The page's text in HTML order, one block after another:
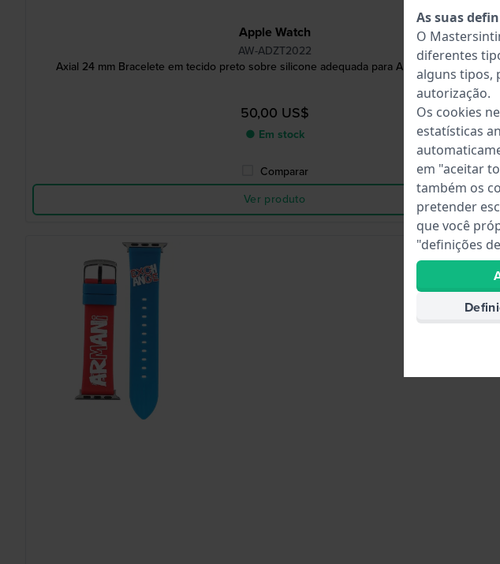
Apple Watch
AW-ADZT2022
Axial 24 mm Bracelete em tecido preto sobre silicone adequada para Apple Watch 42 mm
50,00 US$
● Em stock
Comparar
Ver produto
As suas
O
diferentes
alguns tipos,
autorização.
Os cookies
estatísticas
em "aceitar
também os
pretender
que você
"definições